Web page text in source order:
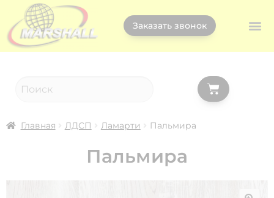
Заказать звонок
Главная ЛДСП Ламарти Пальмира
Пальмира